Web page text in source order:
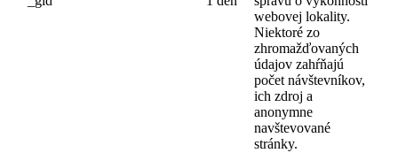
webovej lokality.
Niektoré zo
zhromažďovaných
údajov zahŕňajú
počet návštevníkov,
ich zdroj a
anonymne
navštevované
stránky.